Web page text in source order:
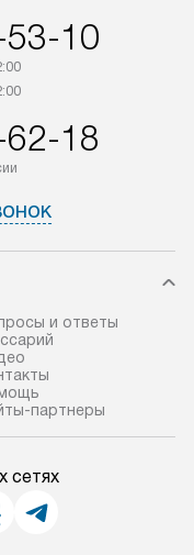
53-10
18
и ответы
партнеры
сетях